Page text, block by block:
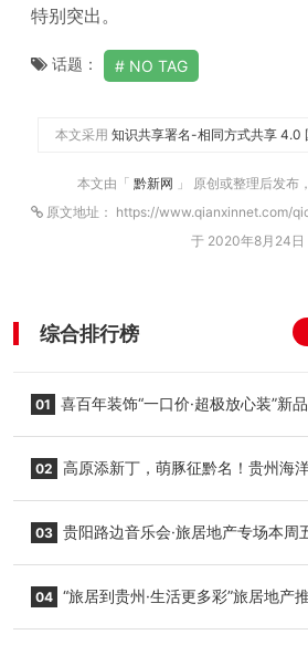
特别突出。
话题： NO TAG
本文采用 知识共享署名-相同方式共享 4.0
本文由「 黔新网 」 原创或整理后发布
原文地址： https://www.qianxinnet.com/
于 2020年8月24日
综合排行榜
01 喜百年装饰“一口价·超极放心装”新
02 高原添新丁，萌豚征黔名！贵州海
03 贵阳路边音乐会·旅居地产专场本周
04 “旅居到贵州·生活更多彩”旅居地产